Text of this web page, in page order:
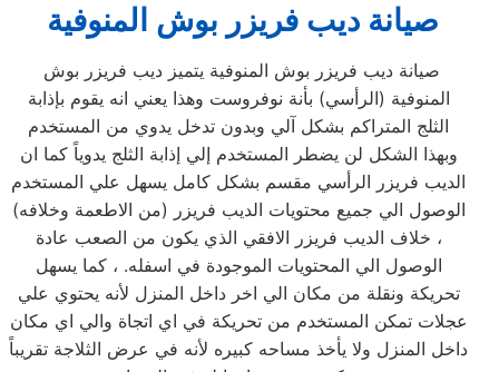
صيانة ديب فريزر بوش المنوفية
المنوفية (الرأسي) بأنة نوفروست وهذا يعني انه يقوم بإذابة
الثلج المتراكم بشكل آلي وبدون تدخل يدوي من المستخدم
وبهذا الشكل لن يضطر المستخدم إلي إذابة الثلج يدوياً كما ان
الديب فريزر الرأسي مقسم بشكل كامل يسهل علي المستخدم
الوصول الي جميع محتويات الديب فريزر (من الاطعمة وخلافه)
، خلاف الديب فريزر الافقي الذي يكون من الصعب عادة
الوصول الي المحتويات الموجودة في اسفله. ، كما يسهل
تحريكة ونقلة من مكان الي اخر داخل المنزل لأنه يحتوي علي
عجلات تمكن المستخدم من تحريكة في اي اتجاة والي اي مكان
داخل المنزل ولا يأخذ مساحه كبيره لأنه في عرض الثلاجة تقريباً